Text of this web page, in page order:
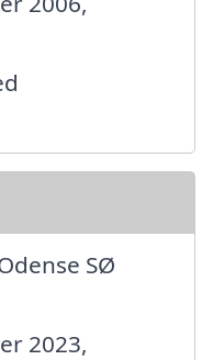
SØ
2023,